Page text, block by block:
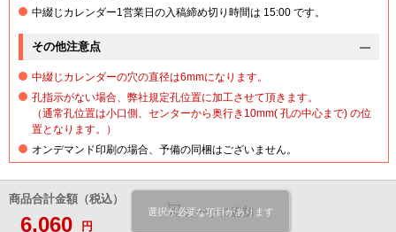
中綴じカレンダー1営業日の入稿締め切り時間は 15:00 です。
その他注意点
中綴じカレンダーの穴の直径は6mmになります。
孔指示がない場合、弊社規定孔位置に加工させて頂きます。
（通常孔位置は小口側、センターから奥行き10mm( 孔の中心まで) の位
置となります。）
オンデマンド印刷の場合、予備の同梱はございません。
商品合計金額（税込）
6,060 円
カートに追加
選択が必要な項目があります